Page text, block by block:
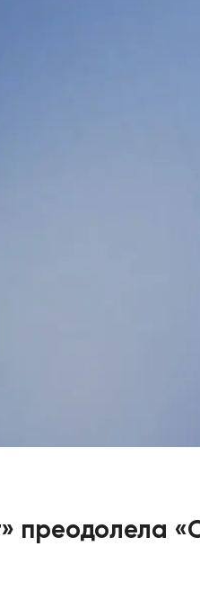
преодолела